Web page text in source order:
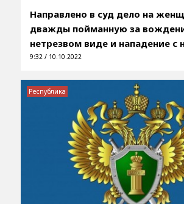
Направлено в суд дело на
дважды пойманную за
нетрезвом виде и нападение с
9:32 / 10.10.2022
Республика